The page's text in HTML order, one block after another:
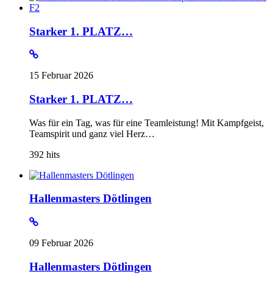
Starker 1. PLATZ…
15 Februar 2026
Starker 1. PLATZ…
Was für ein Tag, was für eine Teamleistung! Mit Kampfgeist,
Teamspirit und ganz viel Herz…
392 hits
Hallenmasters Dötlingen
09 Februar 2026
Hallenmasters Dötlingen